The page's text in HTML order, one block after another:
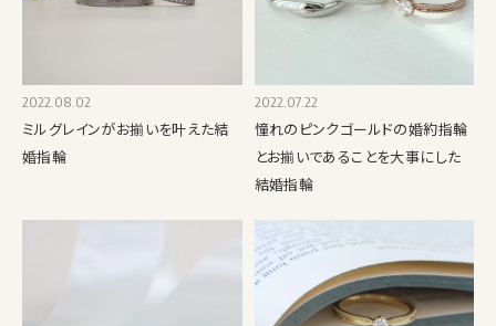
2022.08.02
ミルグレインがお揃いを叶えた結
婚指輪
2022.07.22
憧れのピンクゴールドの婚約指輪
とお揃いであることを大事にした
結婚指輪